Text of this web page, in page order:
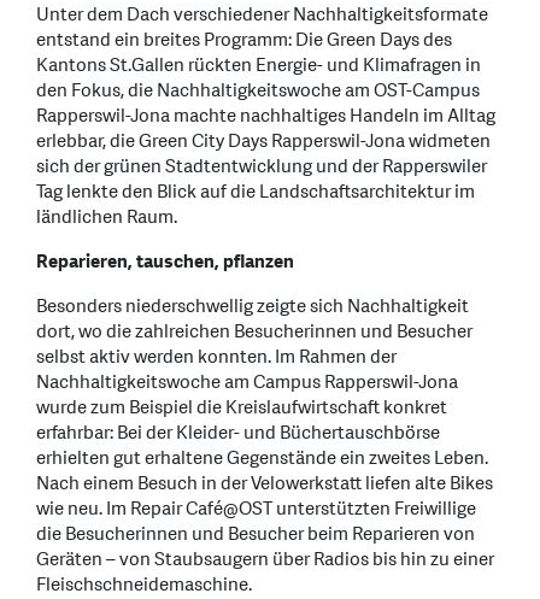
Unter dem Dach verschiedener Nachhaltigkeitsformate
entstand ein breites Programm: Die Green Days des
Kantons St.Gallen rückten Energie- und Klimafragen in
den Fokus, die Nachhaltigkeitswoche am OST-Campus
Rapperswil-Jona machte nachhaltiges Handeln im Alltag
erlebbar, die Green City Days Rapperswil-Jona widmeten
sich der grünen Stadtentwicklung und der Rapperswiler
Tag lenkte den Blick auf die Landschaftsarchitektur im
ländlichen Raum.
Reparieren, tauschen, pflanzen
Besonders niederschwellig zeigte sich Nachhaltigkeit
dort, wo die zahlreichen Besucherinnen und Besucher
selbst aktiv werden konnten. Im Rahmen der
Nachhaltigkeitswoche am Campus Rapperswil-Jona
wurde zum Beispiel die Kreislaufwirtschaft konkret
erfahrbar: Bei der Kleider- und Büchertauschbörse
erhielten gut erhaltene Gegenstände ein zweites Leben.
Nach einem Besuch in der Velowerkstatt liefen alte Bikes
wie neu. Im Repair Café@OST unterstützten Freiwillige
die Besucherinnen und Besucher beim Reparieren von
Geräten – von Staubsaugern über Radios bis hin zu einer
Fleischschneidemaschine.